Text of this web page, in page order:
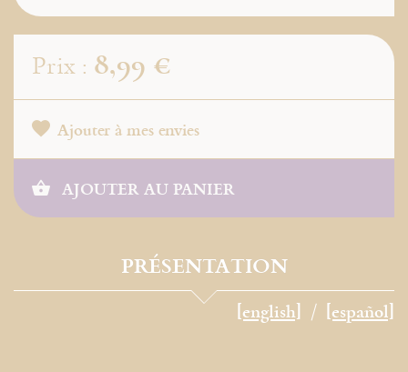
Prix : 8,99 €
Ajouter à mes envies
AJOUTER AU PANIER
PRÉSENTATION
[english] [español]